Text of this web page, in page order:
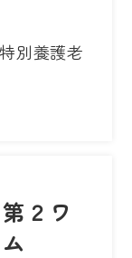
別養護老
２ワ